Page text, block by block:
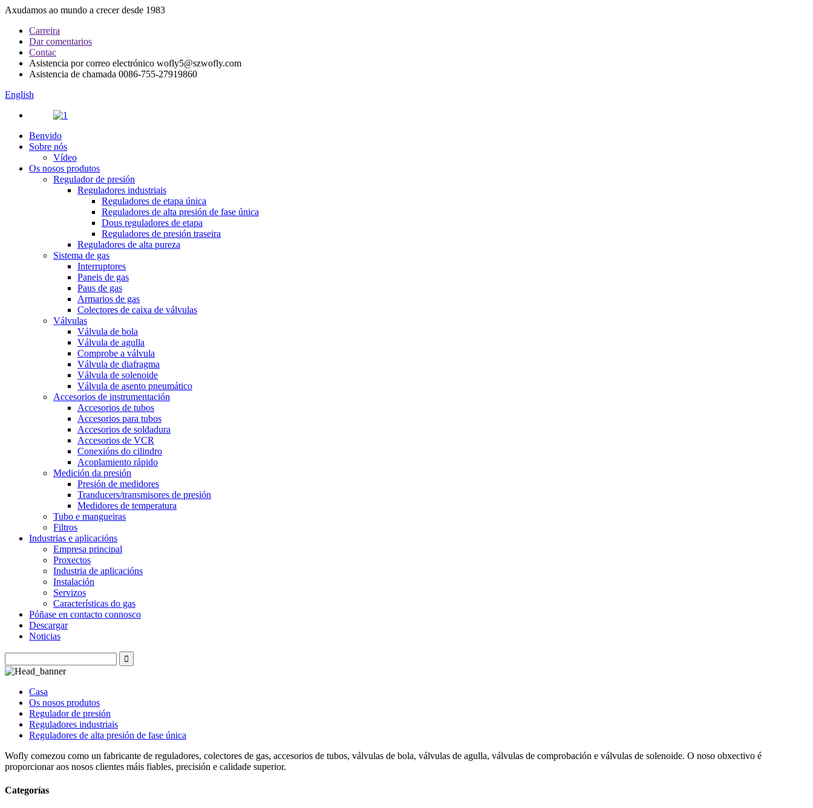
Axudamos ao mundo a crecer desde 1983
Carreira
Dar comentarios
Contac
Asistencia por correo electrónico wofly5@szwofly.com
Asistencia de chamada 0086-755-27919860
English
Benvido
Sobre nós
Vídeo
Os nosos produtos
Regulador de presión
Reguladores industriais
Reguladores de etapa única
Reguladores de alta presión de fase única
Dous reguladores de etapa
Reguladores de presión traseira
Reguladores de alta pureza
Sistema de gas
Interruptores
Paneis de gas
Paus de gas
Armarios de gas
Colectores de caixa de válvulas
Válvulas
Válvula de bola
Válvula de agulla
Comprobe a válvula
Válvula de diafragma
Válvula de solenoide
Válvula de asento pneumático
Accesorios de instrumentación
Accesorios de tubos
Accesorios para tubos
Accesorios de soldadura
Accesorios de VCR
Conexións do cilindro
Acoplamiento rápido
Medición da presión
Presión de medidores
Tranducers/transmisores de presión
Medidores de temperatura
Tubo e mangueiras
Filtros
Industrias e aplicacións
Empresa principal
Proxectos
Industria de aplicacións
Instalación
Servizos
Características do gas
Póñase en contacto connosco
Descargar
Noticias
Casa
Os nosos produtos
Regulador de presión
Reguladores industriais
Reguladores de alta presión de fase única
Wofly comezou como un fabricante de reguladores, colectores de gas, accesorios de tubos, válvulas de bola, válvulas de agulla, válvulas de comprobación e válvulas de solenoide. O noso obxectivo é
proporcionar aos nosos clientes máis fiables, precisión e calidade superior.
Categorías